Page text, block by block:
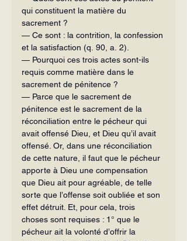
qui constituent la matière du
sacrement ?
— Ce sont : la contrition, la confession
et la satisfaction (q. 90, a. 2).
— Pourquoi ces trois actes sont-ils
requis comme matière dans le
sacrement de pénitence ?
— Parce que le sacrement de
pénitence est le sacrement de la
réconciliation entre le pécheur qui
avait offensé Dieu, et Dieu qu’il avait
offensé. Or, dans une réconciliation
de cette nature, il faut que le pécheur
apporte à Dieu une compensation
que Dieu ait pour agréable, de telle
sorte que l’offense soit oubliée et son
effet détruit. Et, pour cela, trois
choses sont requises : 1° que le
pécheur ait la volonté d’offrir la